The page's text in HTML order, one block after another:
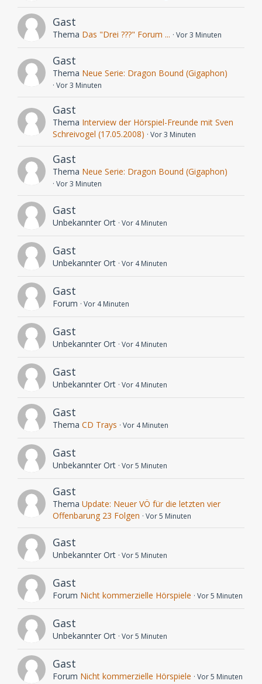
Gast
Thema Das "Drei ???" Forum ... Vor 3 Minuten
Gast
Thema Neue Serie: Dragon Bound (Gigaphon)
Vor 3 Minuten
Gast
Thema Interview der Hörspiel-Freunde mit Sven
Schreivogel (17.05.2008)
Vor 3 Minuten
Gast
Thema Neue Serie: Dragon Bound (Gigaphon)
Vor 3 Minuten
Gast
Unbekannter Ort Vor 4 Minuten
Gast
Unbekannter Ort Vor 4 Minuten
Gast
Forum Vor 4 Minuten
Gast
Unbekannter Ort Vor 4 Minuten
Gast
Unbekannter Ort Vor 4 Minuten
Gast
Thema CD Trays Vor 4 Minuten
Gast
Unbekannter Ort Vor 5 Minuten
Gast
Thema Update: Neuer VÖ für die letzten vier
Offenbarung 23 Folgen
Vor 5 Minuten
Gast
Unbekannter Ort Vor 5 Minuten
Gast
Forum Nicht kommerzielle Hörspiele Vor 5 Minuten
Gast
Unbekannter Ort Vor 5 Minuten
Gast
Forum Nicht kommerzielle Hörspiele Vor 5 Minuten